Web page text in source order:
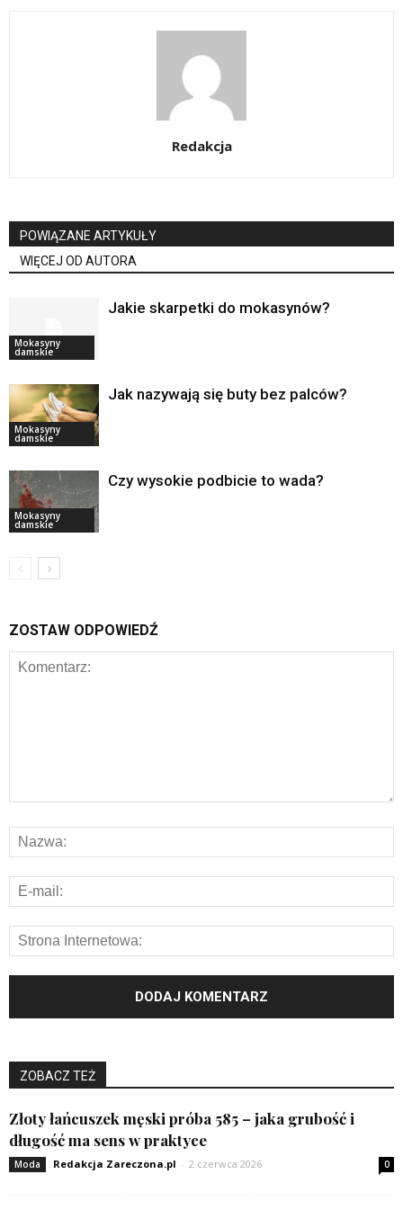
Redakcja
POWIĄZANE ARTYKUŁY
WIĘCEJ OD AUTORA
Mokasyny
damskie
Jakie skarpetki do mokasynów?
Mokasyny
damskie
Jak nazywają się buty bez palców?
Mokasyny
damskie
Czy wysokie podbicie to wada?
ZOSTAW ODPOWIEDŹ
ZOBACZ TEŻ
Złoty łańcuszek męski próba 585 – jaka grubość i
długość ma sens w praktyce
Moda Redakcja Zareczona.pl - 2 czerwca 2026 0